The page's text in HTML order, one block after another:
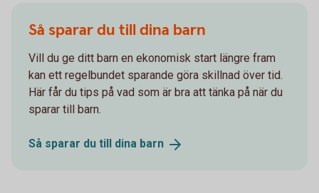
Så sparar du till dina barn
Vill du ge ditt barn en ekonomisk start längre fram
kan ett regelbundet sparande göra skillnad över tid.
Här får du tips på vad som är bra att tänka på när du
sparar till barn.
Så sparar du till dina barn